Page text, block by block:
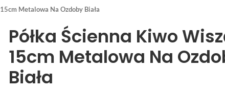
Metalowa Na Ozdoby Biała
Półka Ścienna Kiwo
15cm Metalowa Na
Biała